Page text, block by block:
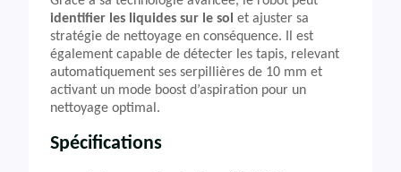
identifier les liquides sur le sol et ajuster sa
stratégie de nettoyage en conséquence. Il est
également capable de détecter les tapis, relevant
automatiquement ses serpillières de 10 mm et
activant un mode boost d’aspiration pour un
nettoyage optimal.
Spécifications